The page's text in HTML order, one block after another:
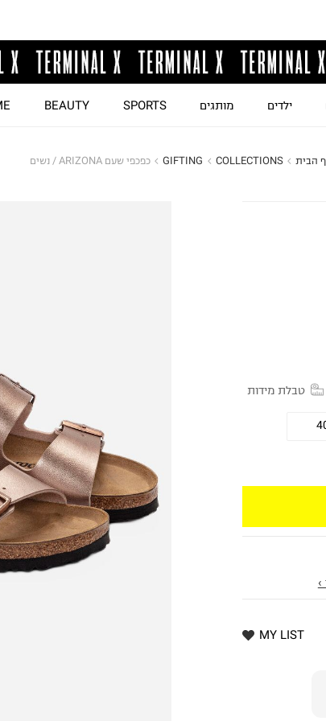
ילדים מותגים SPORTS
BEAUTY
הבית COLLECTIONS
GIFTING כפכפי שעם ARIZONA / נשים
טבלת מידות
MY LIST